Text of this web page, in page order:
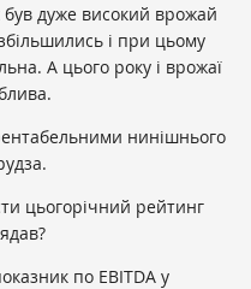
був дуже високий врожай
і при цьому
А цього року і врожаї
нинішнього
цьогорічний рейтинг
по EBITDA у